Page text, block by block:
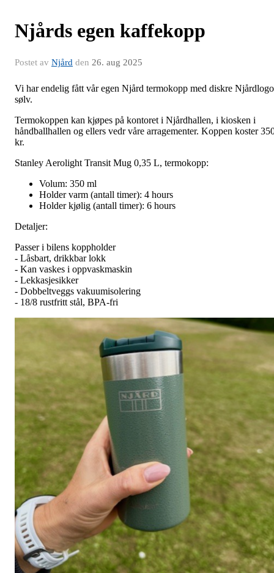
Njårds egen kaffekopp
Postet av Njård den 26. aug 2025
Vi har endelig fått vår egen Njård termokopp med diskre
sølv.
Termokoppen kan kjøpes på kontoret i Njårdhallen, i kiosken i
håndballhallen og ellers vedr våre arragementer. Koppen koster
kr.
Stanley Aerolight Transit Mug 0,35 L, termokopp:
Volum: 350 ml
Holder varm (antall timer): 4 hours
Holder kjølig (antall timer): 6 hours
Detaljer:
Passer i bilens koppholder
- Låsbart, drikkbar lokk
- Kan vaskes i oppvaskmaskin
- Lekkasjesikker
- Dobbeltveggs vakuumisolering
- 18/8 rustfritt stål, BPA-fri